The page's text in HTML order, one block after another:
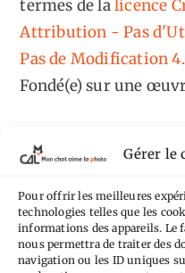
Gérer le
Pour offrir les meilleures
technologies telles que les
informations des appareils. Le
nous permettra de traiter des
navigation ou les ID uniques
termes de lalicence
Attribution - Pas
Pas de Modification
Fondé(e) sur une
Tags
AilleursAimez-vous